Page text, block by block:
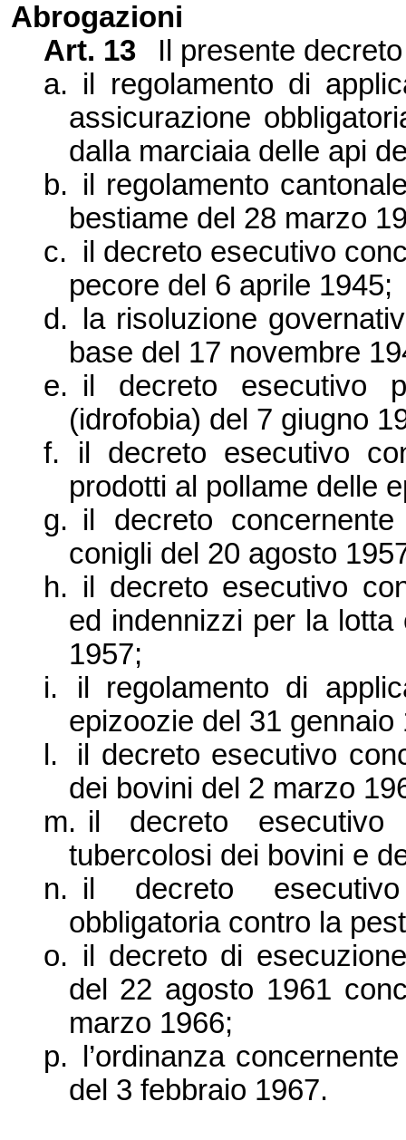
Abrogazioni
Art. 13
Il presente
a. il regolamento di
assicurazione
dalla marciaia delle api
b. il
regolamento
bestiame del 28 marzo
c. il decreto esecutivo
pecore del 6 aprile 1945;
d.
la risoluzione
base del 17 novembre
e. il decreto esecutivo
(idrofobia) del 7 giugno
f.
il decreto esecutivo
prodotti al pollame delle
g. il decreto
conigli del 20 agosto
h. il decreto esecutivo
ed indennizzi per la
1957;
i.
il regolamento di
epizoozie del 31 gennaio
l.
il decreto esecutivo
dei bovini del 2 marzo
m. il decreto
tubercolosi dei bovini e
n. il decreto
obbligatoria contro la
o. il decreto di
del 22 agosto 1961
marzo 1966;
p.
l’ordinanza concernente
del 3 febbraio 1967.